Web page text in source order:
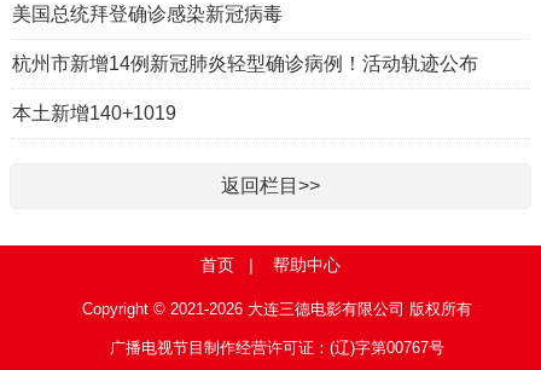
美国总统拜登确诊感染新冠病毒
杭州市新增14例新冠肺炎轻型确诊病例！活动轨迹公布
本土新增140+1019
返回栏目>>
首页 | 帮助中心
Copyright © 2021-2026 大连三德电影有限公司 版权所有
广播电视节目制作经营许可证：(辽)字第00767号